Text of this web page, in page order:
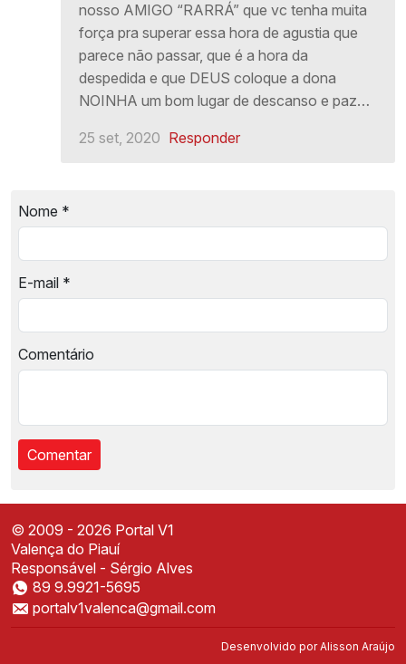
nosso AMIGO “RARRÁ” que vc tenha muita
força pra superar essa hora de agustia que
parece não passar, que é a hora da
despedida e que DEUS coloque a dona
NOINHA um bom lugar de descanso e paz…
25 set, 2020 Responder
Nome *
E-mail *
Comentário
Instale o Portal V1
Acesse mais rápido direto da sua tela inicial
Instalar
© 2009 - 2026 Portal V1
Valença do Piauí
Responsável - Sérgio Alves
89 9.9921-5695
portalv1valenca@gmail.com
Desenvolvido porAlisson Araújo